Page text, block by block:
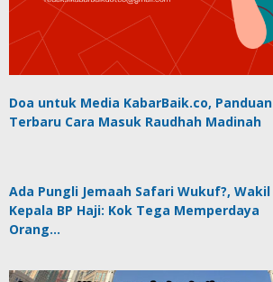
Doa untuk Media KabarBaik.co, Panduan
Terbaru Cara Masuk Raudhah Madinah
Ada Pungli Jemaah Safari Wukuf?, Wakil
Kepala BP Haji: Kok Tega Memperdaya
Orang…